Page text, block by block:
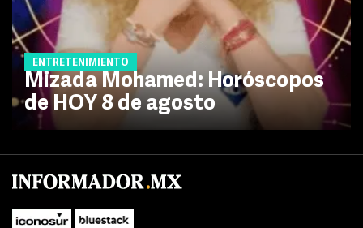
ENTRETENIMIENTO
Mizada Mohamed: Horóscopos
de HOY 8 de agosto